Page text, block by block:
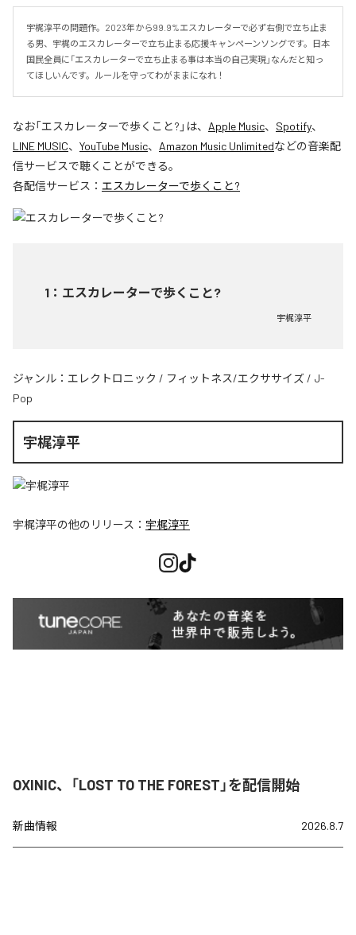
宇梶淳平の問題作。2023年から99.9%エスカレーターで必ず右側で立ち止ま
る男、宇梶のエスカレーターで立ち止まる応援キャンペーンソングです。日本
国民全員に「エスカレーターで立ち止まる事は本当の自己実現」なんだと知っ
てほしいんです。ルールを守ってわがままになれ！
なお「エスカレーターで歩くこと? 」は、 Apple Music、 Spotify、
LINE MUSIC、 YouTube Music、 Amazon Music Unlimitedなどの音楽配
信サービスで聴くことができる。
各配信サービス： エスカレーターで歩くこと?
1 ： エスカレーターで歩くこと?
宇梶淳平
ジャンル： エレクトロニック / フィットネス/エクササイズ / J-
Pop
宇梶淳平
宇梶淳平の他のリリース： 宇梶淳平
OXINIC、「LOST TO THE FOREST」を配信開始
新曲情報 2026.8.7